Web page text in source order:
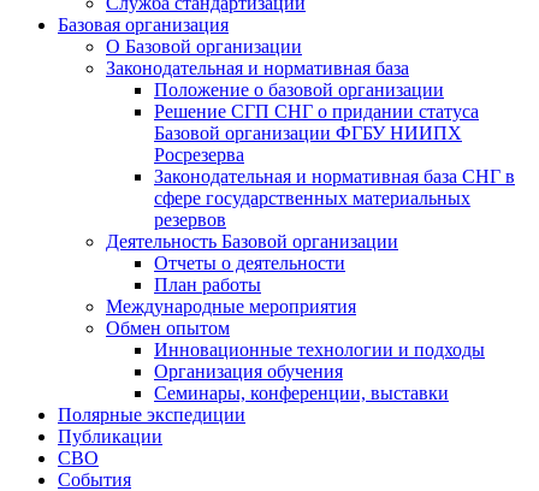
Базовая организация
О Базовой организации
Законодательная и нормативная база
Положение о базовой организации
Решение СГП СНГ о придании статуса
Базовой организации ФГБУ НИИПХ
Росрезерва
Законодательная и нормативная база СНГ в
сфере государственных материальных
резервов
Деятельность Базовой организации
Отчеты о деятельности
План работы
Международные мероприятия
Обмен опытом
Инновационные технологии и подходы
Организация обучения
Семинары, конференции, выставки
Полярные экспедиции
Публикации
СВО
События